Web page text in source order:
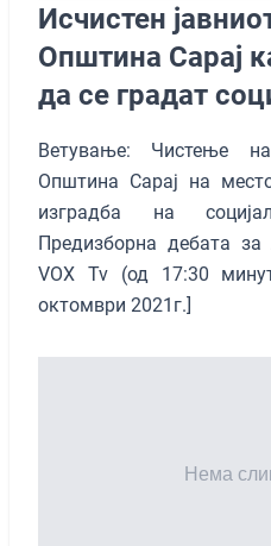
Исчистен
Општина Сарај
да се градат
Ветување: Чистење
Општина Сарај на
изградба на
Предизборна дебата за
VOX Tv (од 17:30
октомври 2021г.]